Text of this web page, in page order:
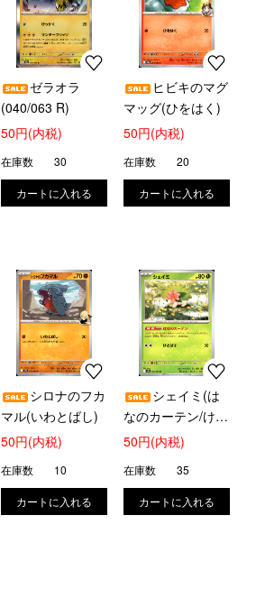
ゼラオラ
(040/063 R)
50円(内税)
在庫数 30
ヒビキのマグ
マッグ(ひをはく)
50円(内税)
在庫数 20
シロナのフカ
マル(いわとばし)
50円(内税)
在庫数 10
シェイミ(は
なのカーテン/けと
ばす)
50円(内税)
在庫数 35